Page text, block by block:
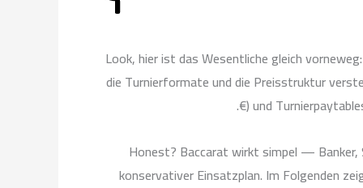
Look, hier ist das Wesentliche gleich
die Turnierformate und die Preisstruktur
€) und
Honest? Baccarat wirkt simpel — Banker,
konservativer Einsatzplan. Im Folgenden